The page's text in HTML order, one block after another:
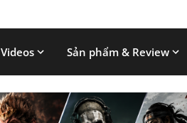
Videos Sản phẩm & Review